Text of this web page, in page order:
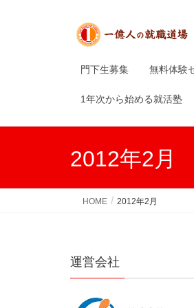
門下生募集 無料体験
1年次から始める就活塾
2012年2月
HOME 2012年2月
運営会社